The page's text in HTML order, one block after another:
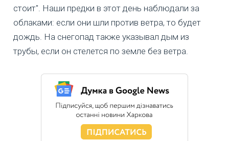
стоит". Наши предки в этот день наблюдали за
облаками: если они шли против ветра, то будет
дождь. На снегопад также указывал дым из
трубы, если он стелется по земле без ветра.